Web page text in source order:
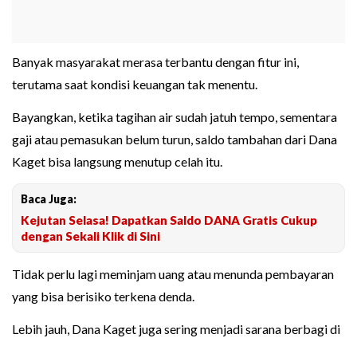
Banyak masyarakat merasa terbantu dengan fitur ini,
terutama saat kondisi keuangan tak menentu.
Bayangkan, ketika tagihan air sudah jatuh tempo, sementara
gaji atau pemasukan belum turun, saldo tambahan dari Dana
Kaget bisa langsung menutup celah itu.
Baca Juga:
Kejutan Selasa! Dapatkan Saldo DANA Gratis Cukup
dengan Sekali Klik di Sini
Tidak perlu lagi meminjam uang atau menunda pembayaran
yang bisa berisiko terkena denda.
Lebih jauh, Dana Kaget juga sering menjadi sarana berbagi di